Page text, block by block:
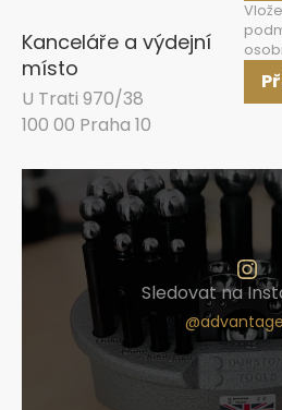
Kanceláře a výdejní
místo
U Trati 970/38
100 00 Praha 10
Sledovat na